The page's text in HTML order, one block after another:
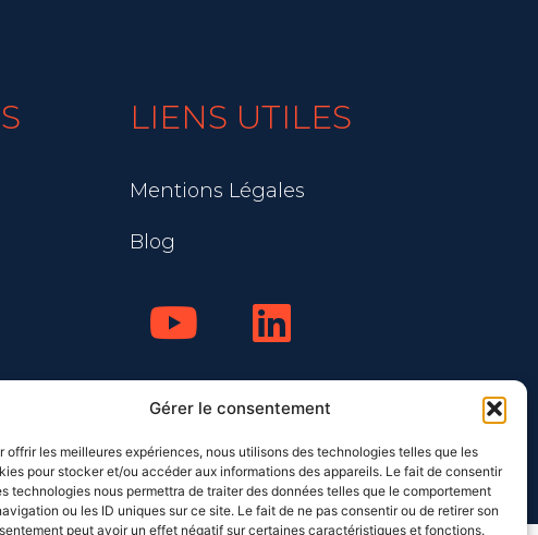
Gérer le consentement
offrir les meilleures expériences, nous utilisons des technologies telles que les
pour stocker et/ou accéder aux informations des appareils. Le fait de consentir
technologies nous permettra de traiter des données telles que le comportement
ou les ID uniques sur ce site. Le fait de ne pas consentir ou de retirer son
peut avoir un effet négatif sur certaines caractéristiques et fonctions.
LIENS UTILES
Mentions Légales
Blog